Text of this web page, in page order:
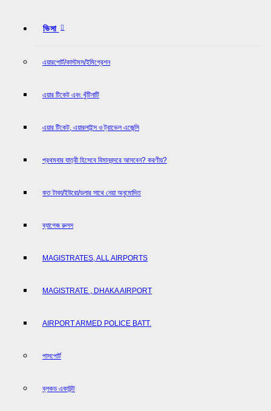
ভিসা
এয়ারপোর্ট/কাস্টমস/ইমিগ্রেশন
এয়ার টিকেট এবং খুঁটিনাটি
এয়ার টিকেট, এয়ারলাইন্স ও ট্রাভেল এজেন্সি
প্রথমবার যাত্রী হিসেবে বিমানবন্দরে আসবেন? করণীয়?
কত টাকা/ইউরো/ডলার সাথে নেয়া অনুমোদিত
ব্যাগেজ রুলস
MAGISTRATES, ALL AIRPORTS
MAGISTRATE , DHAKA AIRPORT
AIRPORT ARMED POLICE BATT.
পাসপোর্ট
ব্লকড একাউন্ট